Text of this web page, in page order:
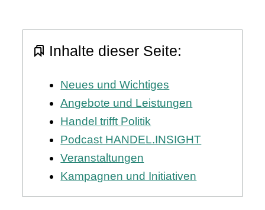
Inhalte dieser Seite:
Neues und Wichtiges
Angebote und Leistungen
Handel trifft Politik
Podcast HANDEL.INSIGHT
Veranstaltungen
Kampagnen und Initiativen